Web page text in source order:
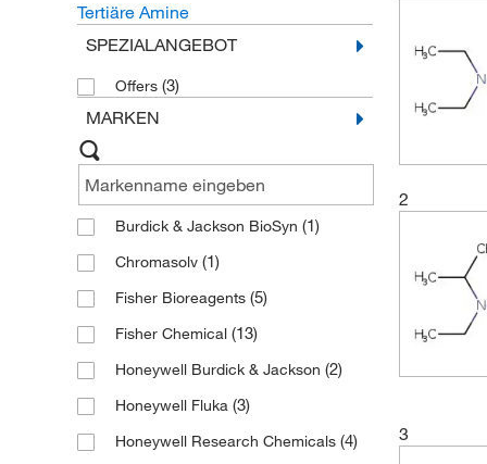
Tertiäre Amine
SPEZIALANGEBOT
Offers (3)
MARKEN
Burdick & Jackson BioSyn (1)
Chromasolv (1)
Fisher Bioreagents (5)
Fisher Chemical (13)
Honeywell Burdick & Jackson (2)
Honeywell Fluka (3)
Honeywell Research Chemicals (4)
2
3